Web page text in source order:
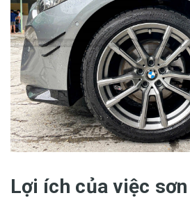
Lợi ích của việc